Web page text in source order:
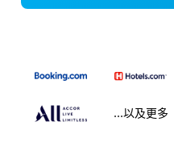
...以及更多